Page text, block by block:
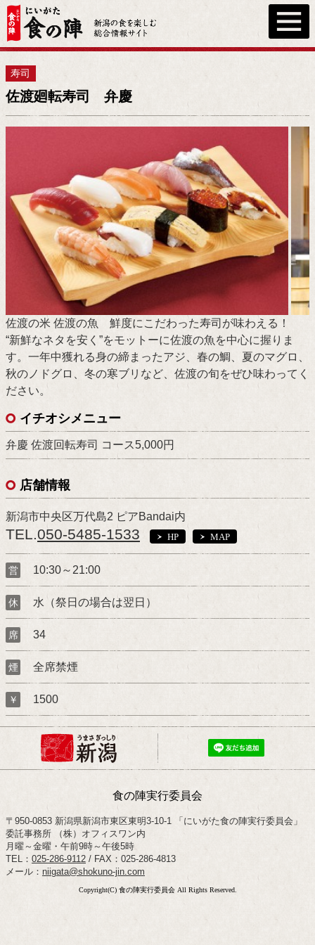
寿司
佐渡廻転寿司 弁慶
佐渡の米 佐渡の魚 鮮度にこだわった寿司が味わえる！
“新鮮なネタを安く”をモットーに佐渡の魚を中心に握りま
す。一年中獲れる身の締まったアジ、春の鯛、夏のマグロ、
秋のノドグロ、冬の寒ブリなど、佐渡の旬をぜひ味わってく
ださい。
イチオシメニュー
弁慶 佐渡回転寿司 コース5,000円
店舗情報
新潟市中央区万代島2 ピアBandai内
TEL.050-5485-1533 HP MAP
営 10:30～21:00
休 水（祭日の場合は翌日）
席 34
煙 全席禁煙
￥ 1500
食の陣実行委員会
〒950-0853 新潟県新潟市東区東明3-10-1 「にいがた食の陣実行委員会」
委託事務所 （株）オフィスワン内
月曜～金曜・午前9時～午後5時
TEL： 025-286-9112 / FAX：025-286-4813
メール： niigata@shokuno-jin.com
Copyright(C) 食の陣実行委員会 All Rights Reserved.